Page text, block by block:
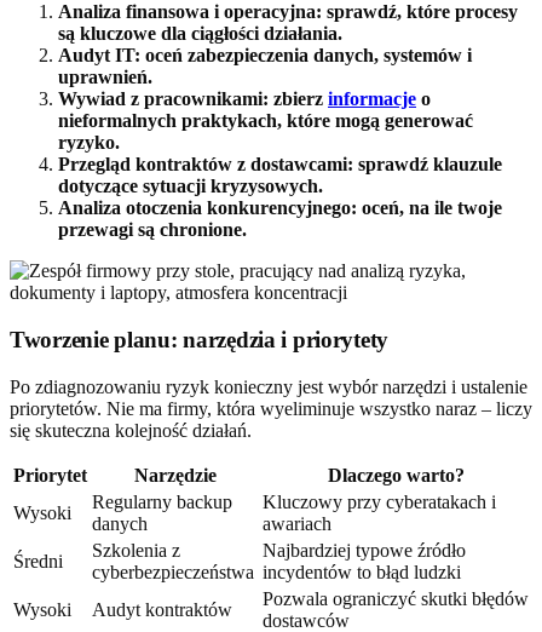
Analiza finansowa i operacyjna: sprawdź, które procesy
są kluczowe dla ciągłości działania.
Audyt IT: oceń zabezpieczenia danych, systemów i
uprawnień.
Wywiad z pracownikami: zbierz informacje o
nieformalnych praktykach, które mogą generować
ryzyko.
Przegląd kontraktów z dostawcami: sprawdź klauzule
dotyczące sytuacji kryzysowych.
Analiza otoczenia konkurencyjnego: oceń, na ile twoje
przewagi są chronione.
Tworzenie planu: narzędzia i priorytety
Po zdiagnozowaniu ryzyk konieczny jest wybór narzędzi i ustalenie
priorytetów. Nie ma firmy, która wyeliminuje wszystko naraz – liczy
się skuteczna kolejność działań.
Priorytet Narzędzie
Dlaczego warto?
Wysoki
Regularny backup
danych
Kluczowy przy cyberatakach i
awariach
Średni
Szkolenia z
cyberbezpieczeństwa
Najbardziej typowe źródło
incydentów to błąd ludzki
Wysoki
Audyt kontraktów
Pozwala ograniczyć skutki błędów
dostawców